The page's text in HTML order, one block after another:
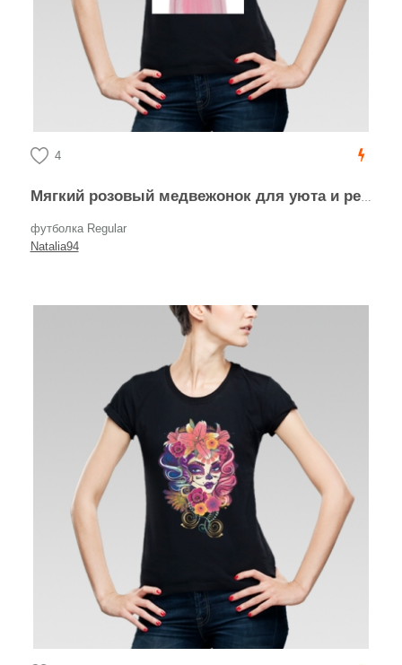
4
Мягкий розовый медвежонок для уюта и релаксации
футболка Regular
Natalia94